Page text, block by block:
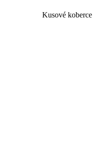
Kusové koberce